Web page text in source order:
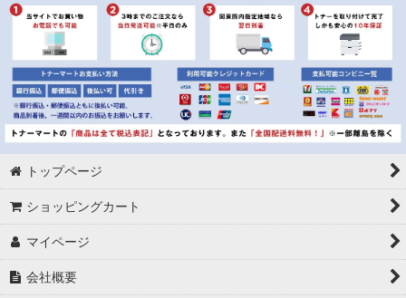
胡蝶蘭:スタンダード
胡蝶蘭:ミディ
胡蝶蘭:化粧蘭
クッション封筒
コピー用紙
カラーペーパー
キングジム：テプラ
テプラ：6ｍｍ
トップページ
ショッピングカート
マイページ
会社概要